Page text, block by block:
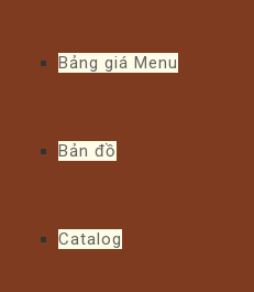
Bảng giá Menu
Bản đồ
Catalog